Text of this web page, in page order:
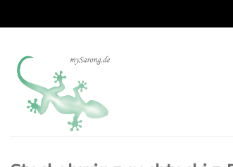
content